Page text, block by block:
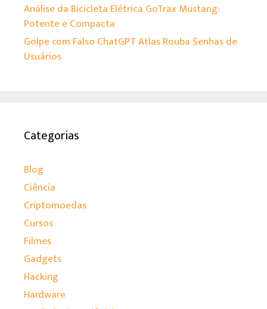
Análise da Bicicleta Elétrica GoTrax Mustang:
Potente e Compacta
Golpe com Falso ChatGPT Atlas Rouba Senhas de
Usuários
Categorias
Blog
Ciência
Criptomoedas
Cursos
Filmes
Gadgets
Hacking
Hardware